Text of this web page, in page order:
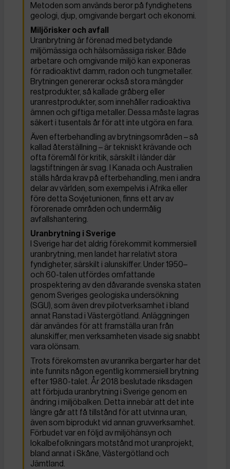
Metoden som används beror på fyndighetens
geologi, djup, omgivande bergart och ekonomi.
Miljörisker och avfall
Uranbrytning är förenad med betydande
miljömässiga och hälsomässiga risker. Både
arbetare och omgivande miljö kan exponeras
för radioaktivt damm, radon och tungmetaller.
Brytningen genererar också stora mängder
restprodukter, så kallade gråberg eller
uranrestprodukter, som innehåller radioaktiva
ämnen och giftiga metaller. Dessa måste lagras
säkert i tusentals år för att inte utgöra en fara.
Även efterbehandling av brytningsområden – så
kallad återställning – är tekniskt krävande och
ofta föremål för kritik, särskilt i länder där
lagstiftningen är svag. I Kanada och Australien
ställs hårda krav på efterbehandling, men i andra
delar av världen, som exempelvis i Afrika eller
före detta Sovjetunionen, finns ett arv av
förorenade områden och undermålig
avfallshantering.
Uranbrytning i Sverige
I Sverige har det aldrig förekommit kommersiell
uranbrytning, men landet har relativt stora
fyndigheter, särskilt i alunskiffer. Under 1950–
och 60-talen utfördes omfattande
prospektering av den dåvarande svenska staten
genom Sveriges geologiska undersökning
(SGU), som även drev pilotverksamhet i bland
annat Ranstad i Västergötland. Anläggningen
där användes för att framställa uran från
alunskiffer, men verksamheten visade sig snabbt
vara olönsam.
Trots förekomsten av uranrika bergarter har det
inte funnits någon egentlig kommersiell brytning
efter 1980-talet. År 2018 beslutade riksdagen
att förbjuda uranbrytning i Sverige genom en
ändring i miljöbalken. Detta innebär att det inte
längre går att få tillstånd för att utvinna uran,
även som biprodukt vid annan gruvverksamhet.
Förbudet var en följd av miljöhänsyn och
lokalbefolkningars motstånd mot uranprojekt,
bland annat i Skåne, Västergötland och
Jämtland.